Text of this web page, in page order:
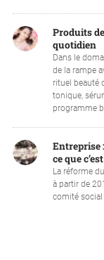
Produits
quotidien
Dans le
de la rampe
rituel beauté
tonique,
programme
Entreprise
ce que
La réforme
à partir de
comité social